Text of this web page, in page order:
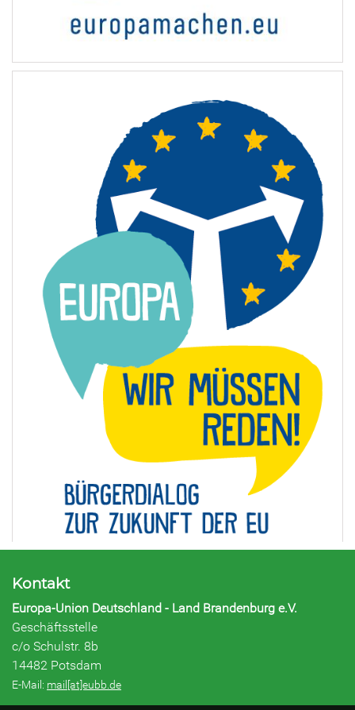
Kontakt
Europa-Union Deutschland - Land Brandenburg e.V.
Geschäftsstelle
c/o Schulstr. 8b
14482 Potsdam
E-Mail: mail[at]eubb.de